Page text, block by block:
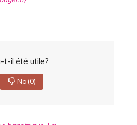
t-il été utile?
No(0)